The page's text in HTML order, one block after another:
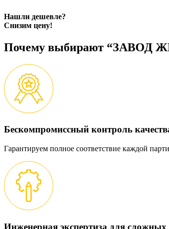
Нашли дешевле?
Снизим цену!
Почему выбирают “ЗАВОД
Бескомпромиссный контроль
Гарантируем полное соответствие каждой
Инженерная экспертиза для сложных